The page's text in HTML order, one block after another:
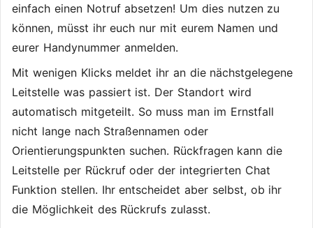
einfach einen Notruf absetzen! Um dies nutzen zu
können, müsst ihr euch nur mit eurem Namen und
eurer Handynummer anmelden.
Mit wenigen Klicks meldet ihr an die nächstgelegene
Leitstelle was passiert ist. Der Standort wird
automatisch mitgeteilt. So muss man im Ernstfall
nicht lange nach Straßennamen oder
Orientierungspunkten suchen. Rückfragen kann die
Leitstelle per Rückruf oder der integrierten Chat
Funktion stellen. Ihr entscheidet aber selbst, ob ihr
die Möglichkeit des Rückrufs zulasst.